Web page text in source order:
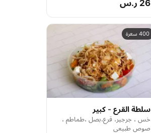
26 ر.س
400 سعرة
سلطة القرع - كبير
خس ، جرجير، قرع،بصل ،طماطم ،
صوص طبيعي